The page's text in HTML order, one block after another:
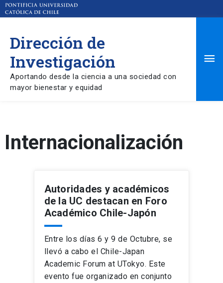
Dirección de
Investigación
Aportando desde la ciencia a una sociedad con
mayor bienestar y equidad
Internacionalización
Autoridades y académicos
de la UC destacan en Foro
Académico Chile-Japón
Entre los días 6 y 9 de Octubre, se
llevó a cabo el Chile-Japan
Academic Forum at UTokyo. Este
evento fue organizado en conjunto